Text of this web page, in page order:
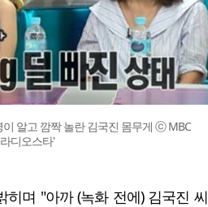
알고 깜짝 놀란 김국진 몸무게 ⓒ MBC
'라디오스타'
히며 "아까 (녹화 전에) 김국진 씨